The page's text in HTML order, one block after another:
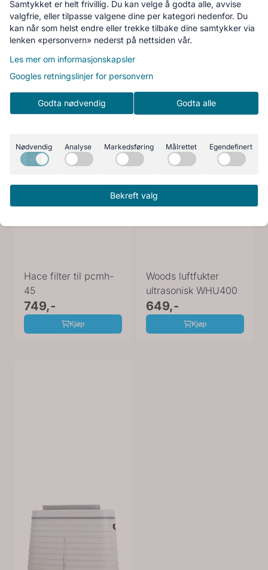
Hace filter til pcmh-
45
749,-
Kjøp
Woods luftfukter
ultrasonisk WHU400
649,-
Kjøp
Samtykket er helt frivillig. Du kan velge å godta alle, avvise
valgfrie, eller tilpasse valgene dine per kategori nedenfor. Du
kan når som helst endre eller trekke tilbake dine samtykker via
lenken «personvern» nederst på nettsiden vår.
Les mer om informasjonskapsler
Googles retningslinjer for personvern
Godta nødvendig Godta alle
Nødvendig Analyse Markedsføring Målrettet Egendefinert
Bekreft valg